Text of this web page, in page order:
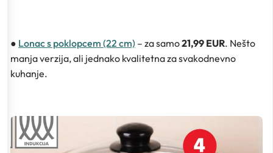
● Lonac s poklopcem (22 cm) – za samo21,99 EUR. Nešto
manja verzija, ali jednako kvalitetna za svakodnevno
kuhanje.